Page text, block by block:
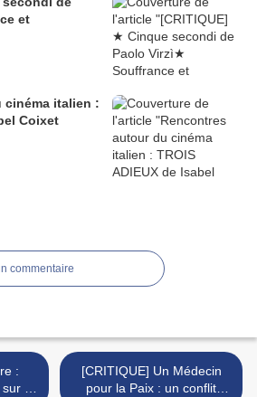
et
cinéma italien :
Coixet
commentaire
la
[CRITIQUE] Un Médecin
pour la Paix : un conflit